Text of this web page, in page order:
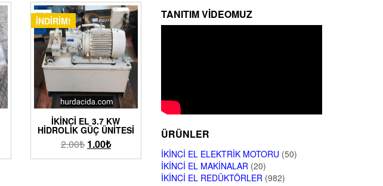
İNDIRIM!
İKINCI EL 3.7 KW
HIDROLIK GÜÇ ÜNITESI
2.00₺ 1.00₺
TANITIM VIDEOMUZ
ÜRÜNLER
İKINCI EL ELEKTRIK MOTORU (50)
İKINCI EL MAKINALAR (20)
İKINCI EL REDÜKTÖRLER (982)